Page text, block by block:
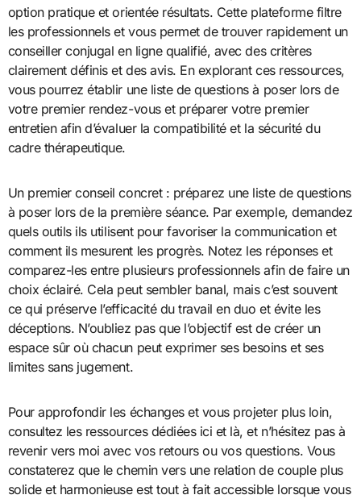
option pratique et orientée résultats. Cette plateforme filtre
les professionnels et vous permet de trouver rapidement un
conseiller conjugal en ligne qualifié, avec des critères
clairement définis et des avis. En explorant ces ressources,
vous pourrez établir une liste de questions à poser lors de
votre premier rendez-vous et préparer votre premier
entretien afin d’évaluer la compatibilité et la sécurité du
cadre thérapeutique.
Un premier conseil concret : préparez une liste de questions
à poser lors de la première séance. Par exemple, demandez
quels outils ils utilisent pour favoriser la communication et
comment ils mesurent les progrès. Notez les réponses et
comparez-les entre plusieurs professionnels afin de faire un
choix éclairé. Cela peut sembler banal, mais c’est souvent
ce qui préserve l’efficacité du travail en duo et évite les
déceptions. N’oubliez pas que l’objectif est de créer un
espace sûr où chacun peut exprimer ses besoins et ses
limites sans jugement.
Pour approfondir les échanges et vous projeter plus loin,
consultez les ressources dédiées ici et là, et n’hésitez pas à
revenir vers moi avec vos retours ou vos questions. Vous
constaterez que le chemin vers une relation de couple plus
solide et harmonieuse est tout à fait accessible lorsque vous